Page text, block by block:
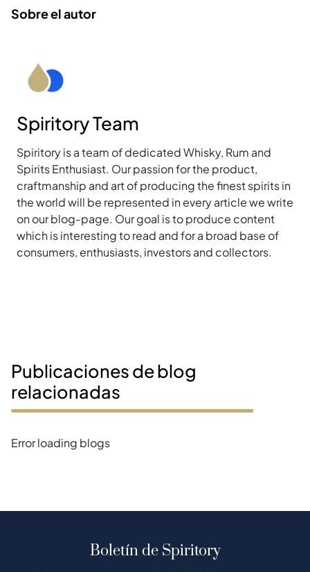
Sobre el autor
Spiritory Team
Spiritory is a team of dedicated Whisky, Rum and
Spirits Enthusiast. Our passion for the product,
craftmanship and art of producing the finest spirits in
the world will be represented in every article we write
on our blog-page. Our goal is to produce content
which is interesting to read and for a broad base of
consumers, enthusiasts, investors and collectors.
Publicaciones de blog
relacionadas
Error loading blogs
Boletín de Spiritory